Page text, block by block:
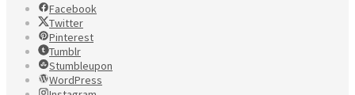
Facebook
Twitter
Pinterest
Tumblr
Stumbleupon
WordPress